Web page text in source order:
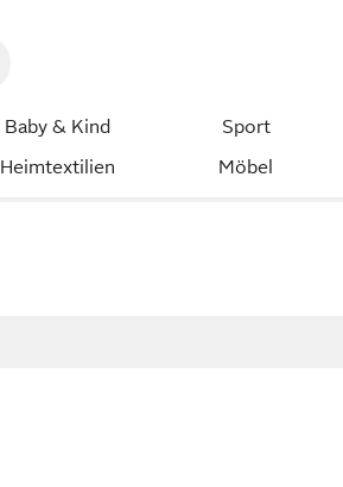
Baby & Kind Sport
Heimtextilien Möbel